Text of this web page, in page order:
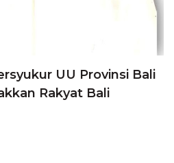
UU Provinsi Bali
Rakyat Bali